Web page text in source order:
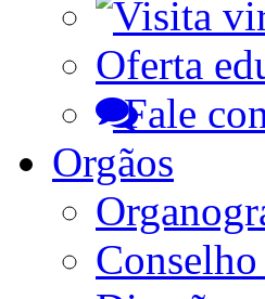
Oferta
Fale
Orgãos